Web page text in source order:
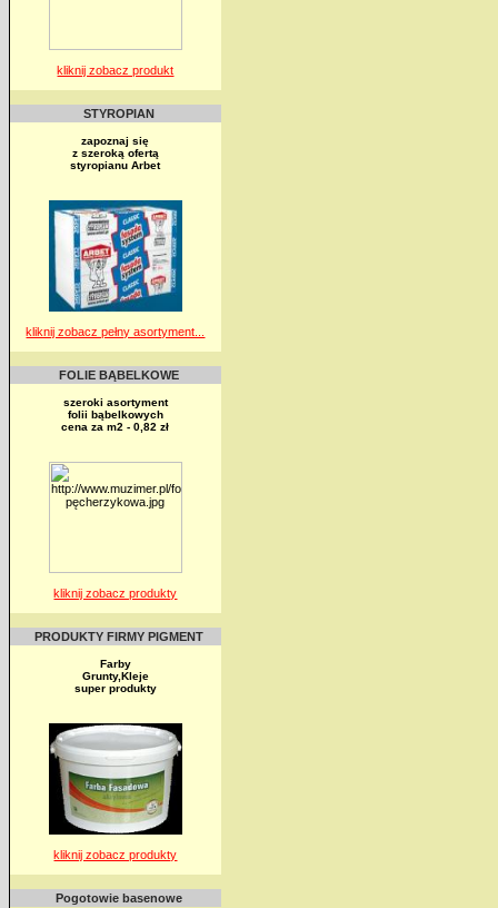
kliknij zobacz produkt
STYROPIAN
zapoznaj się
z szeroką ofertą
styropianu Arbet
kliknij zobacz pełny asortyment...
FOLIE BĄBELKOWE
szeroki asortyment
folii bąbelkowych
cena za m2 - 0,82 zł
kliknij zobacz produkty
PRODUKTY FIRMY PIGMENT
Farby
Grunty,Kleje
super produkty
kliknij zobacz produkty
Pogotowie basenowe